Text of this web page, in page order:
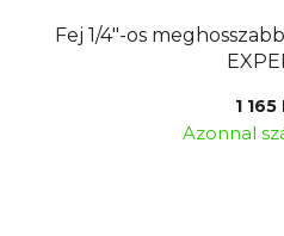
Fej 1/4"-os
1 165
Azonnal